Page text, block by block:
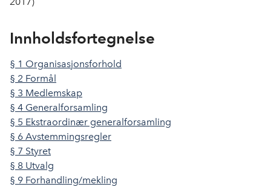
Innholdsfortegnelse
§ 1 Organisasjonsforhold
§ 2 Formål
§ 3 Medlemskap
§ 4 Generalforsamling
§ 5 Ekstraordinær generalforsamling
§ 6 Avstemmingsregler
§ 7 Styret
§ 8 Utvalg
§ 9 Forhandling/mekling